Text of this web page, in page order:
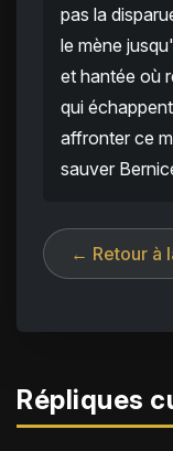
pas la
le mène
et hantée où
qui
affronter ce
sauver
← Retour à
Répliques